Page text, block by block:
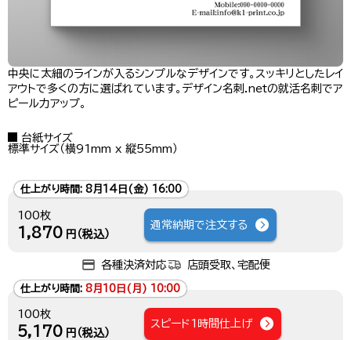
中央に太細のラインが入るシンプルなデザインです。スッキリとしたレイ
アウトで多くの方に選ばれています。デザイン名刺.netの就活名刺でア
ピール力アップ。
台紙サイズ
標準サイズ（横91mm x 縦55mm）
仕上がり時間: 8月14日(金) 16:00
100枚
1,870 円（税込）
通常納期で注文する
各種決済対応 店頭受取、宅配便
仕上がり時間: 8月10日(月) 10:00
100枚
5,170 円（税込）
スピード1時間仕上げ